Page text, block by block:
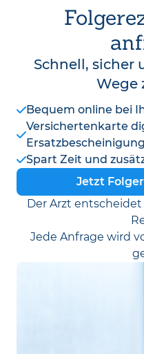
Schnell, sicher
Wege
Bequem online bei
Versichertenkarte
Spart Zeit und
Jetzt
Der Arzt
Jede Anfrage wird